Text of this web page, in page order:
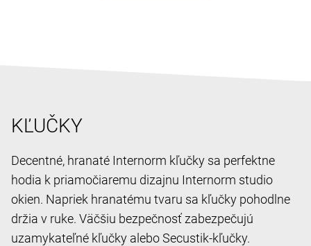
KĽUČKY
Decentné, hranaté Internorm kľučky sa perfektne
hodia k priamočiaremu dizajnu Internorm studio
okien. Napriek hranatému tvaru sa kľučky pohodlne
držia v ruke. Väčšiu bezpečnosť zabezpečujú
uzamykateľné kľučky alebo Secustik-kľučky.